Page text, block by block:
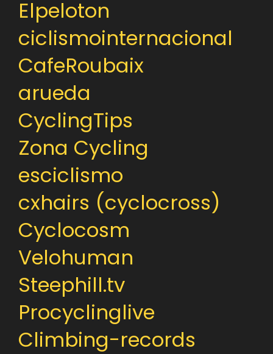
Elpeloton
ciclismointernacional
CafeRoubaix
arueda
CyclingTips
Zona Cycling
esciclismo
cxhairs (cyclocross)
Cyclocosm
Velohuman
Steephill.tv
Procyclinglive
Climbing-records